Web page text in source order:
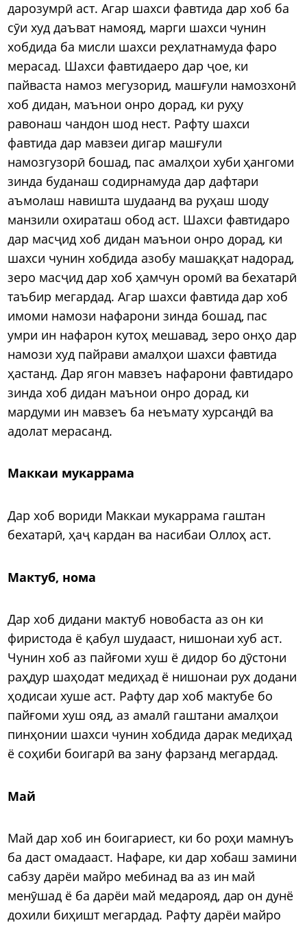
дарозумрӣ аст. Агар шахси фавтида дар хоб ба
сӯи худ даъват намояд, марги шахси чунин
хобдида ба мисли шахси реҳлатнамуда фаро
мерасад. Шахси фавтидаеро дар ҷое, ки
пайваста намоз мегузорид, машғули намозхонӣ
хоб дидан, маънои онро дорад, ки руҳу
равонаш чандон шод нест. Рафту шахси
фавтида дар мавзеи дигар машғули
намозгузорӣ бошад, пас амалҳои хуби ҳангоми
зинда буданаш содирнамуда дар дафтари
аъмолаш навишта шудаанд ва руҳаш шоду
манзили охираташ обод аст. Шахси фавтидаро
дар масҷид хоб дидан маънои онро дорад, ки
шахси чунин хобдида азобу машаққат надорад,
зеро масҷид дар хоб ҳамчун оромӣ ва бехатарӣ
таъбир мегардад. Агар шахси фавтида дар хоб
имоми намози нафарони зинда бошад, пас
умри ин нафарон кутоҳ мешавад, зеро онҳо дар
намози худ пайрави амалҳои шахси фавтида
ҳастанд. Дар ягон мавзеъ нафарони фавтидаро
зинда хоб дидан маънои онро дорад, ки
мардуми ин мавзеъ ба неъмату хурсандӣ ва
адолат мерасанд.
Маккаи мукаррама
Дар хоб вориди Маккаи мукаррама гаштан
бехатарӣ, ҳаҷ кардан ва насибаи Оллоҳ аст.
Мактуб, нома
Дар хоб дидани мактуб новобаста аз он ки
фиристода ё қабул шудааст, нишонаи хуб аст.
Чунин хоб аз пайғоми хуш ё дидор бо дӯстони
раҳдур шаҳодат медиҳад ё нишонаи рух додани
ҳодисаи хуше аст. Рафту дар хоб мактубе бо
пайғоми хуш ояд, аз амалӣ гаштани амалҳои
пинҳонии шахси чунин хобдида дарак медиҳад
ё соҳиби боигарӣ ва зану фарзанд мегардад.
Май
Май дар хоб ин боигариест, ки бо роҳи мамнуъ
ба даст омадааст. Нафаре, ки дар хобаш замини
сабзу дарёи майро мебинад ва аз ин май
менӯшад ё ба дарёи май медарояд, дар он дунё
дохили биҳишт мегардад. Рафту дарёи майро